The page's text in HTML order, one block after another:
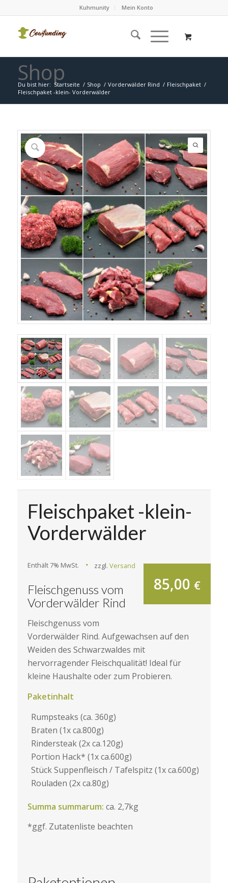
Kuhmunity Mein Konto
Shop
Du bist hier: Startseite / Shop / Vorderwälder Rind / Fleischpaket /
Fleischpaket -klein- Vorderwälder
Fleischpaket -klein-
Vorderwälder
Ursprünglicher
war:
85,20 €
85,00 €
Aktueller
ist:
85,00 €.
Enthält 7% MwSt.
(31,48€/ 1 kg)
zzgl. Versand
Fleischgenuss vom
Vorderwälder Rind
Fleischgenuss vom
Vorderwälder Rind. Aufgewachsen auf den
Weiden des Schwarzwaldes mit
hervorragender Fleischqualität! Ideal für
kleine Haushalte oder zum Probieren.
Paketinhalt
Rumpsteaks (ca. 360g)
Braten (1x ca.800g)
Rindersteak (2x ca.120g)
Portion Hack* (1x ca.600g)
Stück Suppenfleisch / Tafelspitz (1x ca.600g)
Rouladen (2x ca.80g)
Summa summarum: ca. 2,7kg
*ggf. Zutatenliste beachten